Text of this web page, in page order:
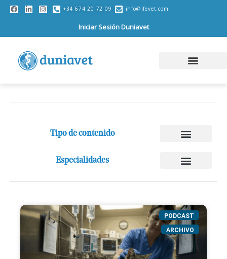
+34 674 20 72 09 info@ifevet.com
Iniciar Sesión Duniavet
Tipo de contenido
Especialidades
PODCAST
ARCHIVO